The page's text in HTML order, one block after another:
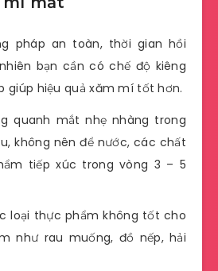
pháp an toàn, thời gian hồi
bạn cần có chế độ kiêng
giúp hiệu quả xăm mí tốt hơn.
quanh mắt nhẹ nhàng trong
không nên để nước, các chất
tiếp xúc trong vòng 3 – 5
loại thực phẩm không tốt cho
như rau muống, đồ nếp, hải